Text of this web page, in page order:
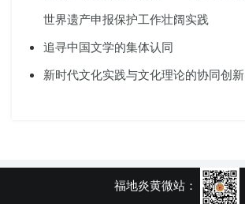
世界遗产申报保护工作壮阔实践
追寻中国文学的集体认同
新时代文化实践与文化理论的协同创新
福地炎黄微站：